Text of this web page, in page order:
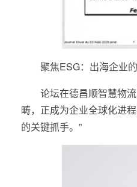
聚焦ESG：出海企业
论坛在德昌顺智慧物
畴，正成为企业全球化进
的关键抓手。”